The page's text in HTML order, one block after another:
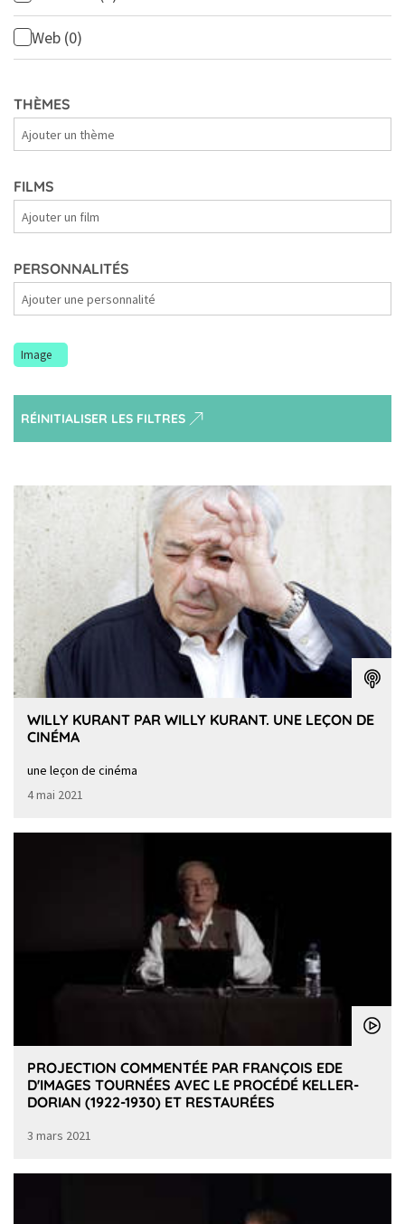
Web (0)
THÈMES
FILMS
PERSONNALITÉS
Image
RÉINITIALISER LES FILTRES
WILLY KURANT PAR WILLY KURANT. UNE LEÇON DE
CINÉMA
une leçon de cinéma
4 mai 2021
PROJECTION COMMENTÉE PAR FRANÇOIS EDE
D'IMAGES TOURNÉES AVEC LE PROCÉDÉ KELLER-
DORIAN (1922-1930) ET RESTAURÉES
3 mars 2021